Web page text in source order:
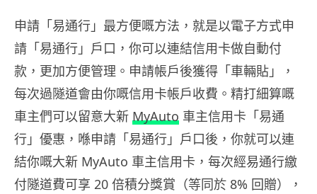
申請「易通行」最方便嘅方法，就是以電子方式申
請「易通行」戶口，你可以連結信用卡做自動付
款，更加方便管理。申請帳戶後獲得「車輛貼」，
每次過隧道會由你嘅信用卡帳戶收費。精打細算嘅
車主們可以留意大新 MyAuto 車主信用卡「易通
行」優惠，喺申請「易通行」戶口後，你就可以連
結你嘅大新 MyAuto 車主信用卡，每次經易通行繳
付隧道費可享 20 倍積分獎賞（等同於 8% 回贈），